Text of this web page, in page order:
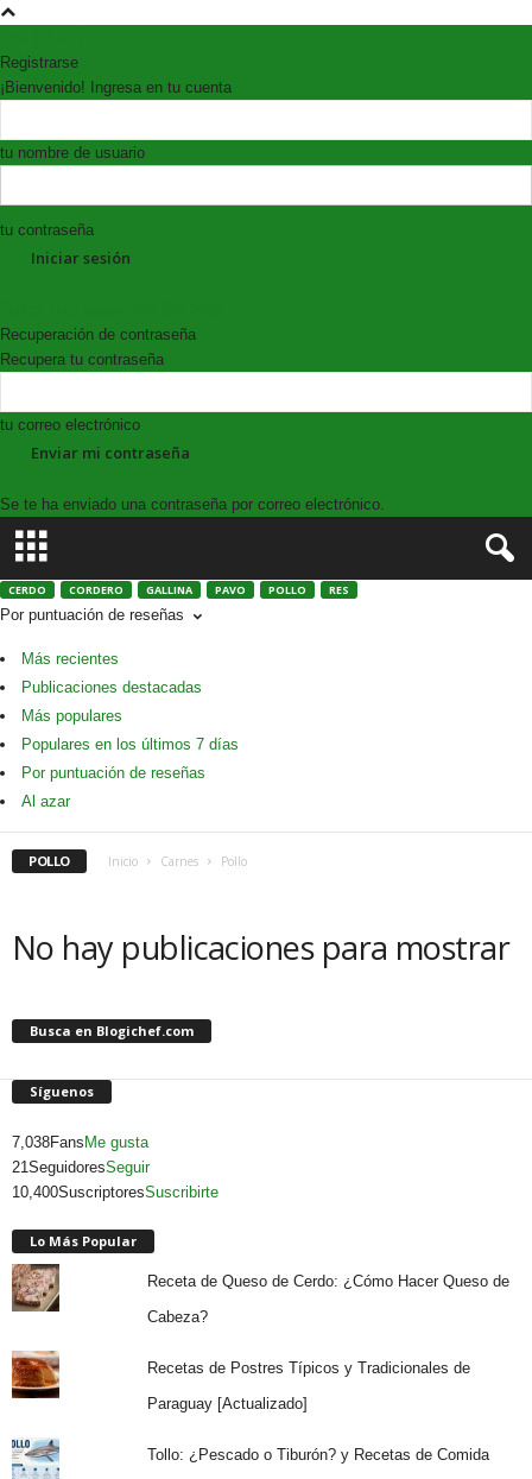
Registrarse
¡Bienvenido! Ingresa en tu cuenta
tu nombre de usuario
tu contraseña
Recuperación de contraseña
Recupera tu contraseña
tu correo electrónico
Se te ha enviado una contraseña por correo electrónico.
CERDO CORDERO GALLINA PAVO POLLO RES
Por puntuación de reseñas
Más recientes
Publicaciones destacadas
Más populares
Populares en los últimos 7 días
Por puntuación de reseñas
Al azar
POLLO Inicio Carnes Pollo
No hay publicaciones para mostrar
Busca en Blogichef.com
Síguenos
7,038Fans Me gusta
21 SeguidoresSeguir
10,400SuscriptoresSuscribirte
Lo Más Popular
Receta de Queso de Cerdo: ¿Cómo Hacer Queso de
Cabeza?
Recetas de Postres Típicos y Tradicionales de
Paraguay [Actualizado]
Tollo: ¿Pescado o Tiburón? y Recetas de Comida